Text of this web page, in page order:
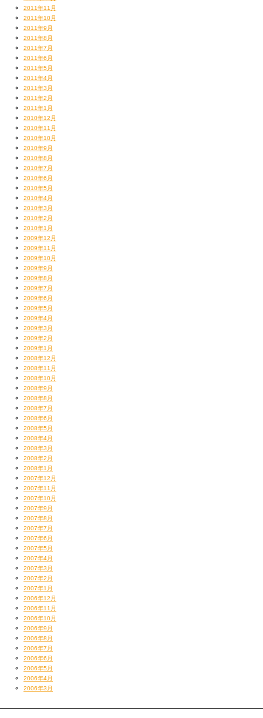
2011年11月
2011年10月
2011年9月
2011年8月
2011年7月
2011年6月
2011年5月
2011年4月
2011年3月
2011年2月
2011年1月
2010年12月
2010年11月
2010年10月
2010年9月
2010年8月
2010年7月
2010年6月
2010年5月
2010年4月
2010年3月
2010年2月
2010年1月
2009年12月
2009年11月
2009年10月
2009年9月
2009年8月
2009年7月
2009年6月
2009年5月
2009年4月
2009年3月
2009年2月
2009年1月
2008年12月
2008年11月
2008年10月
2008年9月
2008年8月
2008年7月
2008年6月
2008年5月
2008年4月
2008年3月
2008年2月
2008年1月
2007年12月
2007年11月
2007年10月
2007年9月
2007年8月
2007年7月
2007年6月
2007年5月
2007年4月
2007年3月
2007年2月
2007年1月
2006年12月
2006年11月
2006年10月
2006年9月
2006年8月
2006年7月
2006年6月
2006年5月
2006年4月
2006年3月